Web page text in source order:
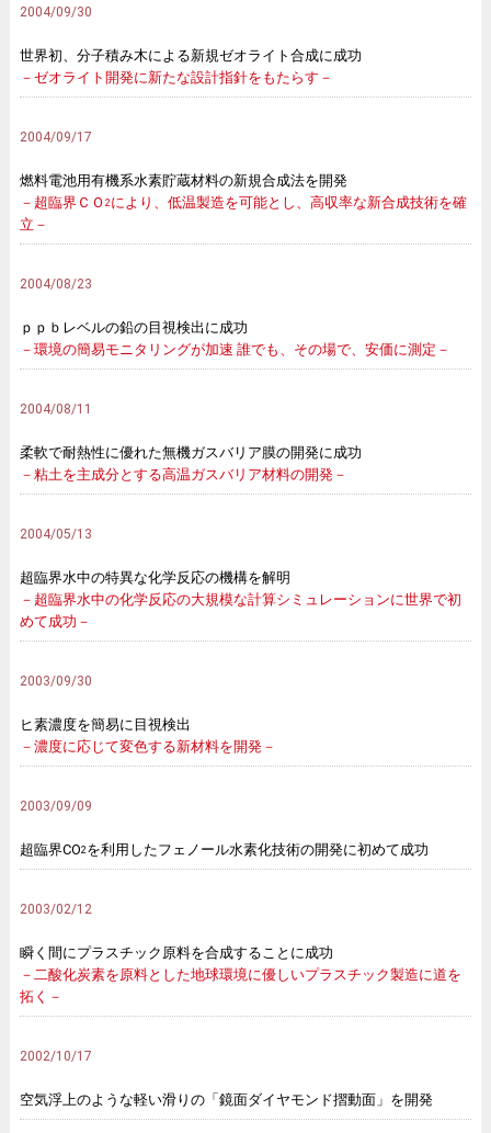
2004/09/30
世界初、分子積み木による新規ゼオライト合成に成功
－ゼオライト開発に新たな設計指針をもたらす－
2004/09/17
燃料電池用有機系水素貯蔵材料の新規合成法を開発
－超臨界ＣＯ 2により、低温製造を可能とし、高収率な新合成技術を確
立－
2004/08/23
ｐｐｂレベルの鉛の目視検出に成功
－環境の簡易モニタリングが加速 誰でも、その場で、安価に測定－
2004/08/11
柔軟で耐熱性に優れた無機ガスバリア膜の開発に成功
－粘土を主成分とする高温ガスバリア材料の開発－
2004/05/13
超臨界水中の特異な化学反応の機構を解明
－超臨界水中の化学反応の大規模な計算シミュレーションに世界で初
めて成功－
2003/09/30
ヒ素濃度を簡易に目視検出
－濃度に応じて変色する新材料を開発－
2003/09/09
超臨界CO2を利用したフェノール水素化技術の開発に初めて成功
2003/02/12
瞬く間にプラスチック原料を合成することに成功
－二酸化炭素を原料とした地球環境に優しいプラスチック製造に道を
拓く－
2002/10/17
空気浮上のような軽い滑りの「鏡面ダイヤモンド摺動面」を開発